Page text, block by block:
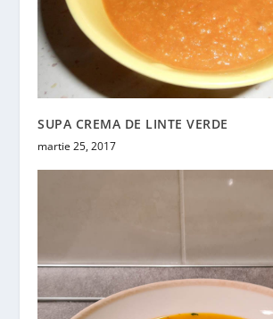
SUPA CREMA DE LINTE VERDE
martie 25, 2017